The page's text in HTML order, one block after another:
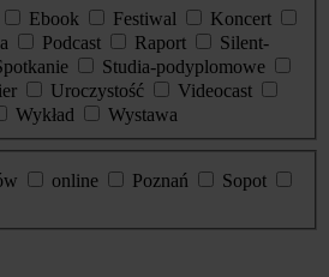
Ebook Festiwal
Koncert
Podcast Raport
Silent-
Studia-podyplomowe
Uroczystość
Videocast
Wykład
Wystawa
online Poznań
Sopot